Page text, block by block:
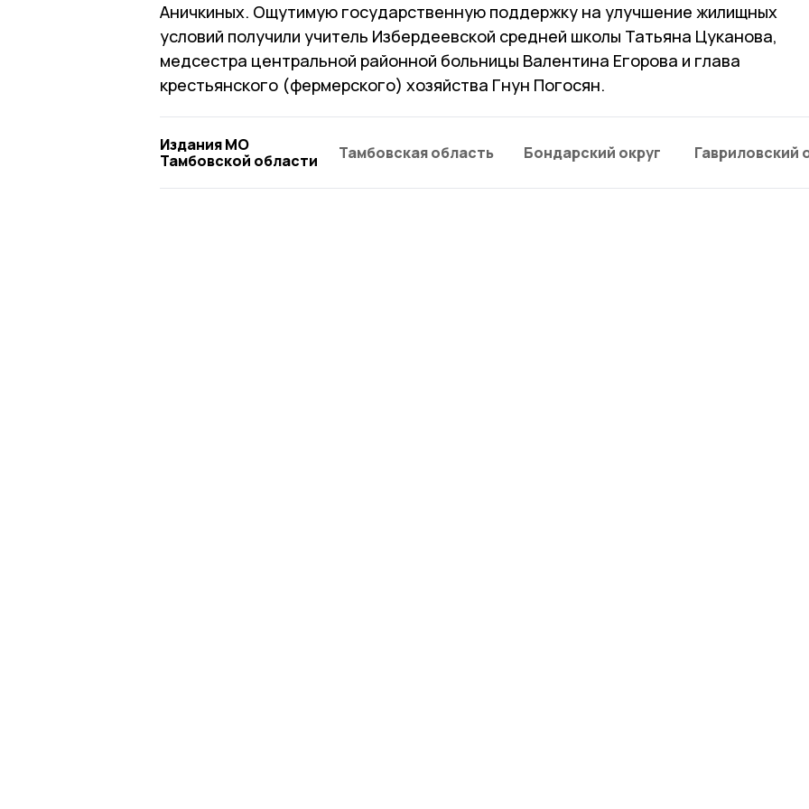
Аничкиных. Ощутимую государственную поддержку на улучшение жилищных
условий получили учитель Избердеевской средней школы Татьяна Цуканова,
медсестра центральной районной больницы Валентина Егорова и глава
крестьянского (фермерского) хозяйства Гнун Погосян.
Издания МО
Тамбовской области
Тамбовская область Бондарский округ Гавриловский